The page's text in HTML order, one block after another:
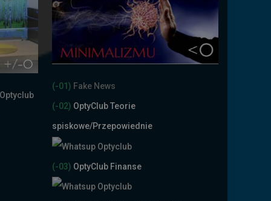
(-01) Fake News
(-02) OptyClub Teorie
spiskowe/Przepowiednie
(-03) OptyClub Finanse